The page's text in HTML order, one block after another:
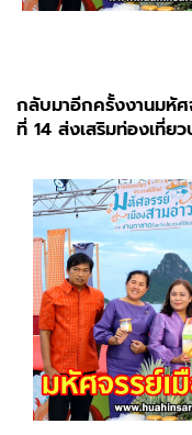
กลับมาอีกครั้งงานมหัศ
ที่ 14 ส่งเสริมท่องเที่ย